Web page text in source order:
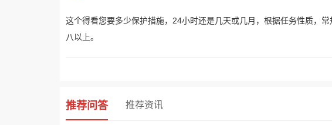
这个得看您要多少保护措施，24小时还是几天或几月，根据任务性质，
八以上。
推荐问答 推荐资讯